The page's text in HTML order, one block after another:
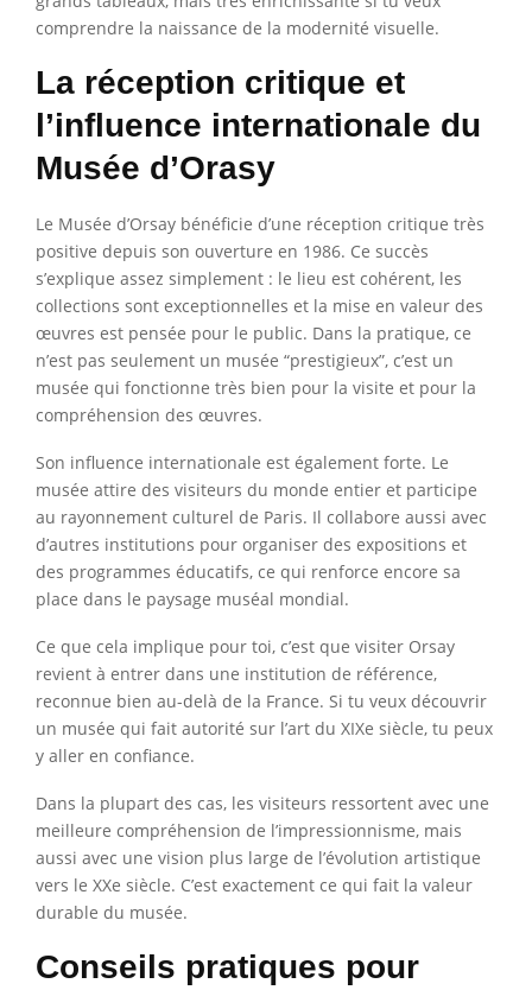
comprendre la naissance de la modernité visuelle.
La réception critique et
l’influence internationale du
Musée d’Orasy
Le Musée d’Orsay bénéficie d’une réception critique très
positive depuis son ouverture en 1986. Ce succès
s’explique assez simplement : le lieu est cohérent, les
collections sont exceptionnelles et la mise en valeur des
œuvres est pensée pour le public. Dans la pratique, ce
n’est pas seulement un musée “prestigieux”, c’est un
musée qui fonctionne très bien pour la visite et pour la
compréhension des œuvres.
Son influence internationale est également forte. Le
musée attire des visiteurs du monde entier et participe
au rayonnement culturel de Paris. Il collabore aussi avec
d’autres institutions pour organiser des expositions et
des programmes éducatifs, ce qui renforce encore sa
place dans le paysage muséal mondial.
Ce que cela implique pour toi, c’est que visiter Orsay
revient à entrer dans une institution de référence,
reconnue bien au-delà de la France. Si tu veux découvrir
un musée qui fait autorité sur l’art du XIXe siècle, tu peux
y aller en confiance.
Dans la plupart des cas, les visiteurs ressortent avec une
meilleure compréhension de l’impressionnisme, mais
aussi avec une vision plus large de l’évolution artistique
vers le XXe siècle. C’est exactement ce qui fait la valeur
durable du musée.
Conseils pratiques pour